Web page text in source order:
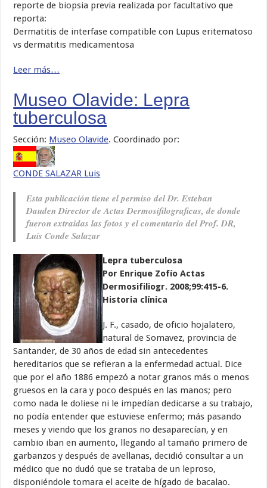
reporte de biopsia previa realizada por facultativo que
reporta:
Dermatitis de interfase compatible con Lupus eritematoso
vs dermatitis medicamentosa
Leer más…
Museo Olavide: Lepra
tuberculosa
Sección: Museo Olavide. Coordinado por:
CONDE SALAZAR Luis
Esta publicación tiene el permiso del Dr. Esteban
Dauden Director de Actas Dermosifilograficas, de donde
fueron extraidas las fotos y el comentario del Prof. DR,
Luis Conde Salazar
Lepra tuberculosa
Por Enrique Zofío Actas
Dermosifiliogr. 2008;99:415-6.
Historia clínica
J. F., casado, de oficio hojalatero,
natural de Somavez, provincia de
Santander, de 30 años de edad sin antecedentes
hereditarios que se refieran a la enfermedad actual. Dice
que por el año 1886 empezó a notar granos más o menos
gruesos en la cara y poco después en las manos; pero
como nada le doliese ni le impedían dedicarse a su trabajo,
no podía entender que estuviese enfermo; más pasando
meses y viendo que los granos no desaparecían, y en
cambio iban en aumento, llegando al tamaño primero de
garbanzos y después de avellanas, decidió consultar a un
médico que no dudó que se trataba de un leproso,
disponiéndole tomara el aceite de hígado de bacalao.